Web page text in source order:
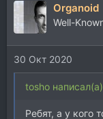
Organoid
Well-
30 Окт 2020
tosho
Ребят, а у кого